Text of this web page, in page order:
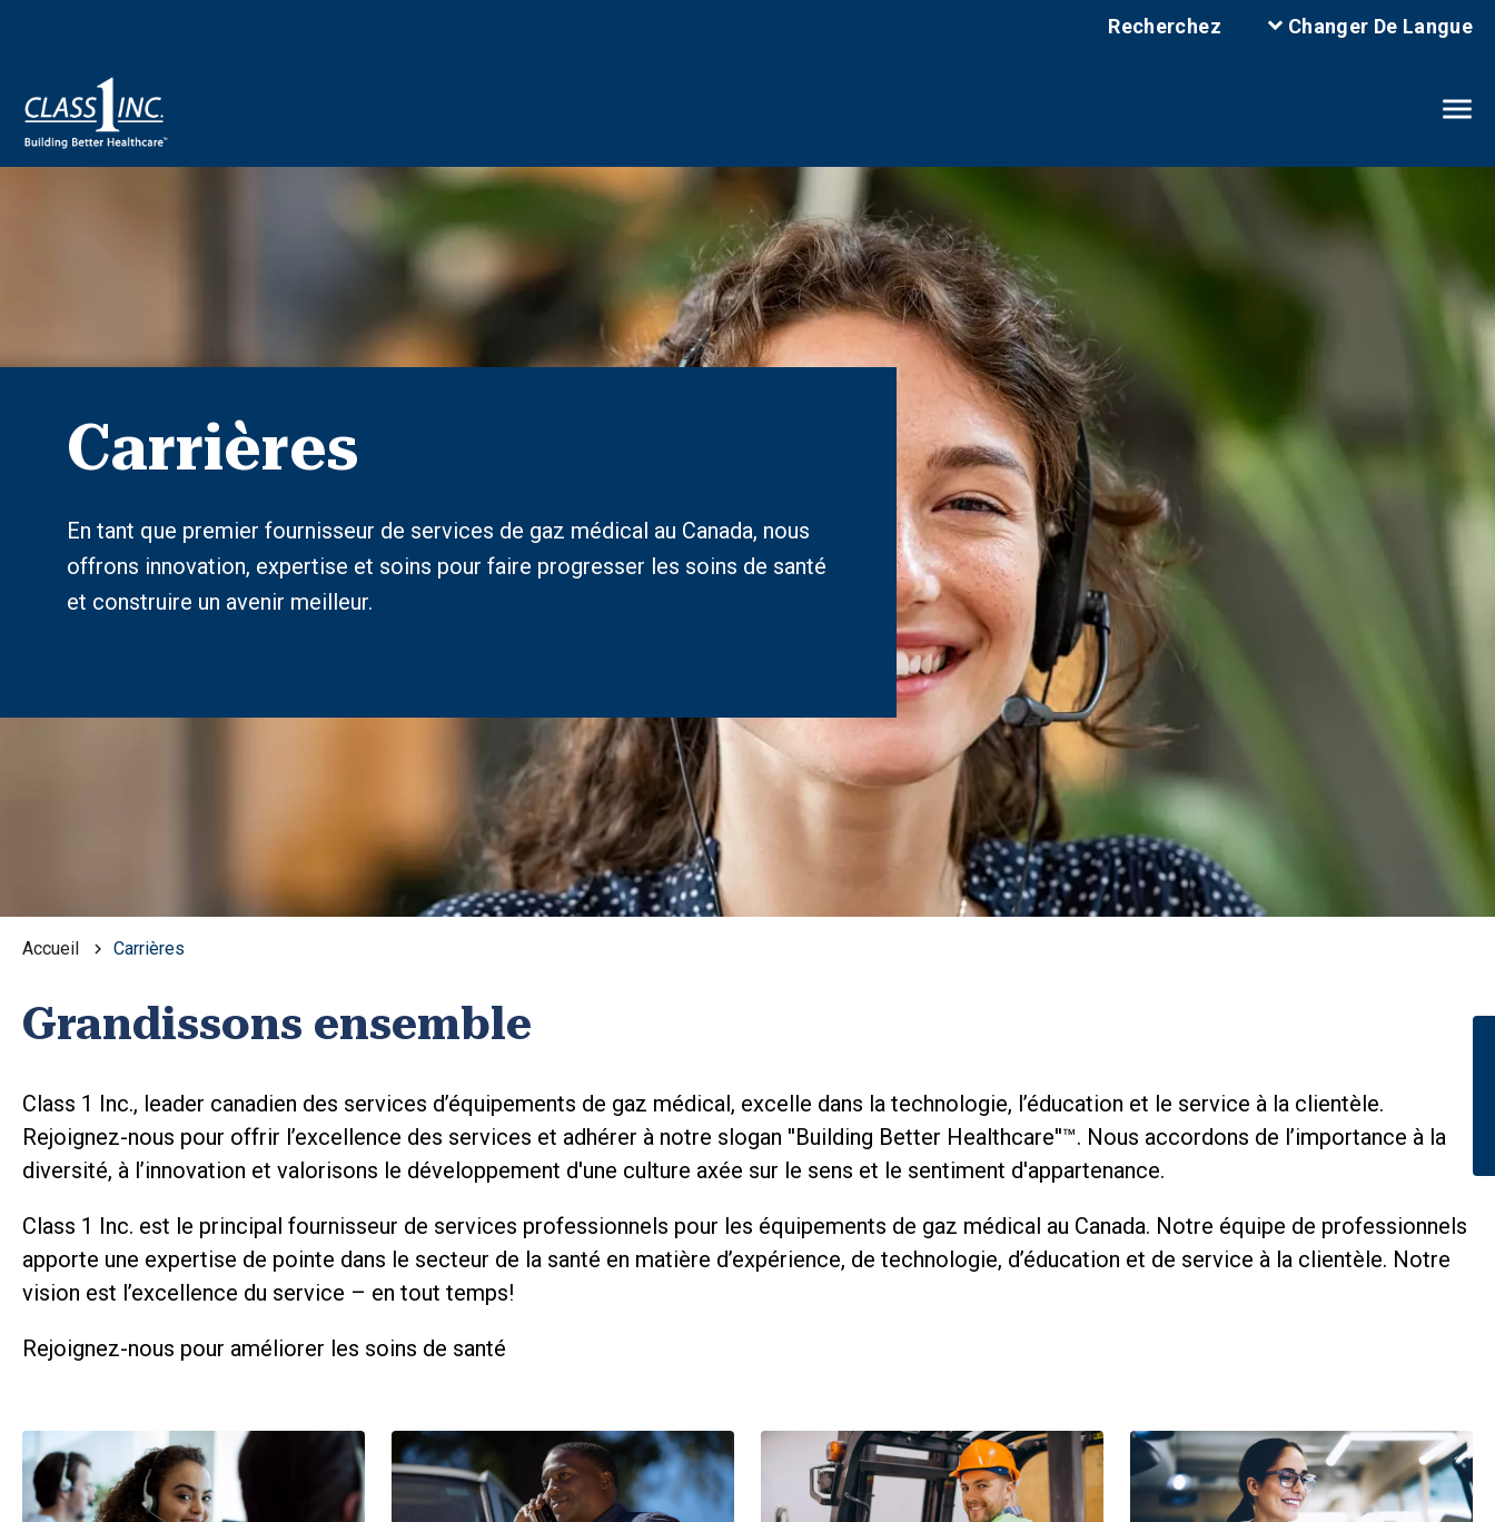
Recherchez Changer De Langue
Carrières
En tant que premier fournisseur de services de gaz médical au Canada, nous
offrons innovation, expertise et soins pour faire progresser les soins de santé
et construire un avenir meilleur.
Accueil Carrières
Grandissons ensemble
Class 1 Inc., leader canadien des services d’équipements de gaz médical, excelle dans la technologie, l’éducation et le service à la clientèle.
Rejoignez-nous pour offrir l’excellence des services et adhérer à notre slogan ''Building Better Healthcare''™. Nous accordons de l’importance à la
diversité, à l’innovation et valorisons le développement d'une culture axée sur le sens et le sentiment d'appartenance.
Class 1 Inc. est le principal fournisseur de services professionnels pour les équipements de gaz médical au Canada. Notre équipe de professionnels
apporte une expertise de pointe dans le secteur de la santé en matière d’expérience, de technologie, d’éducation et de service à la clientèle. Notre
vision est l’excellence du service – en tout temps!
Rejoignez-nous pour améliorer les soins de santé